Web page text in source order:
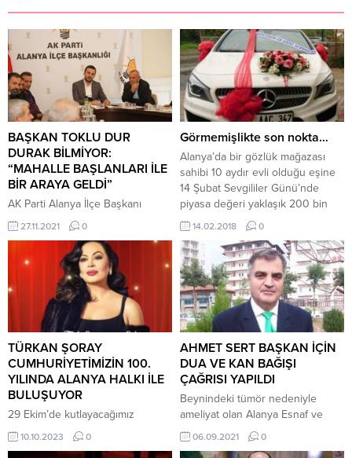
BAŞKAN TOKLU DUR
DURAK BİLMİYOR:
“MAHALLE BAŞLANLARI İLE
BİR ARAYA GELDİ”
AK Parti Alanya İlçe Başkanı
Mimar Mustafa Toklu her hafta
Cuma günü Mahalle Başkanları ve
Mahalle Yönetimlerinin katılımı ile
gerçekleştirdikleri toplantıyı bu
hafta Kızlarpınarı, Kadıpaşa, Fığla,
Hisariçi ve Saray Mahalle
Başkanları ve Mahalle
Yönetimlerinin katılımıyla yaptılar.
Mahallelerde ki yapılan teşkilat
çalışmalarının değerlendirmesinin
yapıldığı toplantıda özellikle 2023
genel seçimleri önce Mahalle...
27.11.2021 0
Görmemişlikte son nokta…
Alanya’da bir gözlük mağazası
sahibi 10 aydır evli olduğu eşine
14 Şubat Sevgililer Günü’nde
piyasa değeri yaklaşık 200 bin
lira olan son model lüks otomobil
hediye etti. Üzerine ‘Dünyanın
en güzel sevdasına’ yazdırdığı ve
çiçeklerle süslediği lüks otomobili
eşine hediye etmesini paylaşan
gözlükçü tepkilere neden oldu.
Gözlükçünün eşi lüks hediye...
14.02.2018 0
TÜRKAN ŞORAY
CUMHURİYETİMİZİN 100.
YILINDA ALANYA HALKI İLE
BULUŞUYOR
29 Ekim’de kutlayacağımız
Cumhuriyetimizin 100. yılı
programları kapsamında Türk
10.10.2023 0
AHMET SERT BAŞKAN İÇİN
DUA VE KAN BAĞIŞI
ÇAĞRISI YAPILDI
Beynindeki tümör nedeniyle
ameliyat olan Alanya Esnaf ve
Sanatkarlar Odası (ALESO) önceki
Başkanı Ahmet Sert’in yoğun
06.09.2021 0